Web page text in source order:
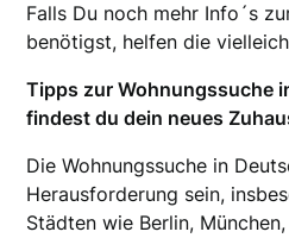
Falls Du noch mehr Info´s
benötigst, helfen die
Tipps zur Wohnungssuche
findest du dein neues
Die Wohnungssuche in
Herausforderung sein,
Städten wie Berlin,